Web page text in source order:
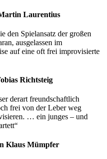
Laurentius
den Spielansatz der großen
ausgelassen im
auf eine oft frei improvisierte
Richtsteig
derart freundschaftlich
frei von der Leber weg
… ein junges – und
Klaus Mümpfer